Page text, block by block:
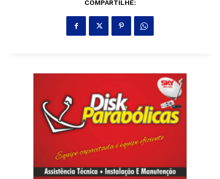
COMPARTILHE: